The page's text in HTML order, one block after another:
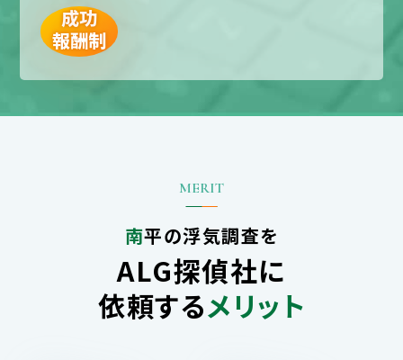
成功
報酬制
南平の浮気調査を
ALG探偵社に
依頼するメリット